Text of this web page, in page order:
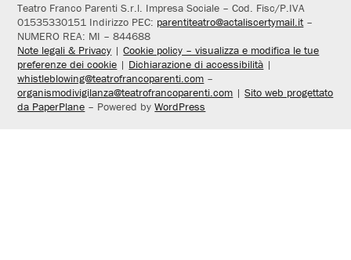
Teatro Franco Parenti S.r.l. Impresa Sociale – Cod. Fisc/P.IVA
01535330151 Indirizzo PEC: parentiteatro@actaliscertymail.it–
NUMERO REA: MI – 844688
Note legali & Privacy |Cookie policy – visualizza e modifica le tue
preferenze dei cookie | Dichiarazione di accessibilità |
whistleblowing@teatrofrancoparenti.com –
organismodivigilanza@teatrofrancoparenti.com |Sito web progettato
da PaperPlane – Powered byWordPress